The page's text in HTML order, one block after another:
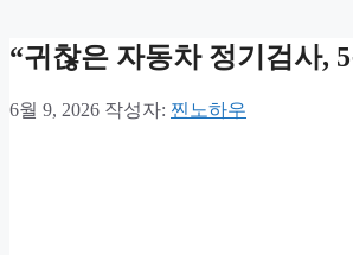
“귀찮은 자동차 정기검사,
6월 9, 2026 작성자: 찐노하우